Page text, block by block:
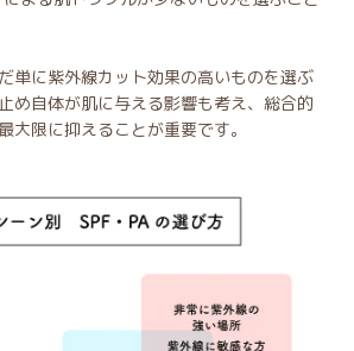
単に紫外線カット効果の高いものを選ぶ
め自体が肌に与える影響も考え、総合的
大限に抑えることが重要です。